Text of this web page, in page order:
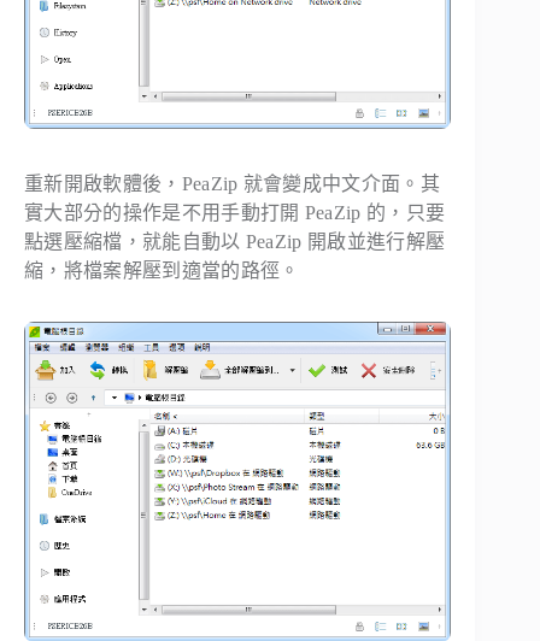
重新開啟軟體後，PeaZip 就會變成中文介面。其
實大部分的操作是不用手動打開 PeaZip 的，只要
點選壓縮檔，就能自動以 PeaZip 開啟並進行解壓
縮，將檔案解壓到適當的路徑。